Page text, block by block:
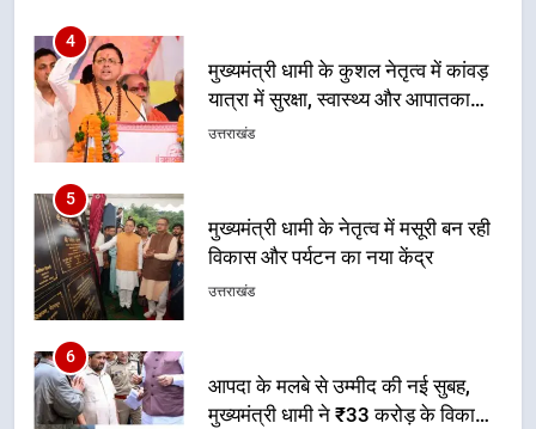
5
मुख्यमंत्री धामी के नेतृत्व में मसूरी बन रही
विकास और पर्यटन का नया केंद्र
उत्तराखंड
6
आपदा के मलबे से उम्मीद की नई सुबह,
मुख्यमंत्री धामी ने ₹33 करोड़ के विकास
और राहत कार्यों से धराली को फिर खड़ा
उत्तराखंड
7
मंत्री गणेश जोशी ने किसानों से संवाद कर
उन्हें सरकार की विभिन्न कृषि एवं बागवानी